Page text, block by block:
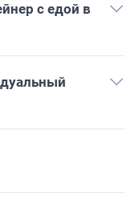
с едой в